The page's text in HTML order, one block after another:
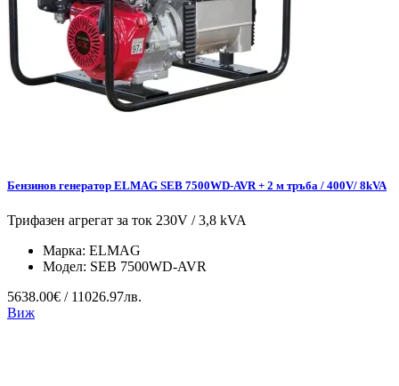
Бензинов генератор ELMAG SEB 7500WD-AVR + 2 м тръба / 400V/ 8kVA
Трифазен агрегат за ток 230V / 3,8 kVA
Марка: ELMAG
Модел: SEB 7500WD-AVR
5638.00€ / 11026.97лв.
Виж